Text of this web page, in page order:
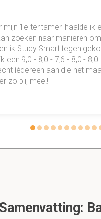
een groot aantal
deze aan de
de volgende schakel in
mijn 1e tentamen haalde ik
zoeken naar manieren
ik Study Smart tegen
een 9,0 - 8,0 - 7,6 - 8,0 -
íédereen aan die het
zo blij mee!!